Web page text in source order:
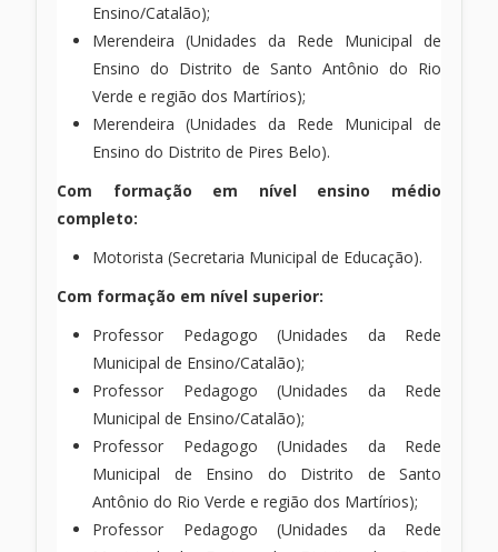
Ensino/Catalão);
Merendeira (Unidades da Rede Municipal de
Ensino do Distrito de Santo Antônio do Rio
Verde e região dos Martírios);
Merendeira (Unidades da Rede Municipal de
Ensino do Distrito de Pires Belo).
Com formação em nível ensino médio
completo:
Motorista (Secretaria Municipal de Educação).
Com formação em nível superior:
Professor Pedagogo (Unidades da Rede
Municipal de Ensino/Catalão);
Professor Pedagogo (Unidades da Rede
Municipal de Ensino/Catalão);
Professor Pedagogo (Unidades da Rede
Municipal de Ensino do Distrito de Santo
Antônio do Rio Verde e região dos Martírios);
Professor Pedagogo (Unidades da Rede